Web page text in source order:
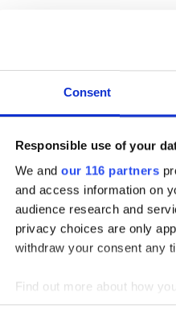
Consent
Responsible use of your
We and our 116 partners
and access information on
audience research and
privacy choices are only
withdraw your consent any
Find out more about how
den essentiella läsningen för